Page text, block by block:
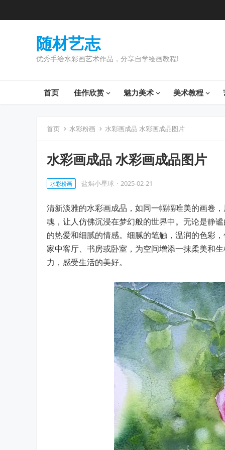
随材艺志
优秀手绘水彩画艺术作品，分享自学绘画教程!
首页 佳作欣赏 魅力美术 美术教程
首页 水彩粉画 水彩画成品 水彩画成品图片
水彩画成品 水彩画成品图片
水彩粉画 盐焗小星球 · 2025-02-21
清新淡雅的水彩画成品，如同一幅幅唯美的画卷
魂，让人仿佛沉浸在梦幻般的世界中。无论是静
的热爱和细腻的情感。细腻的笔触，温润的色彩
家中客厅、书房或卧室，为空间增添一抹柔美和
力，感受生活的美好。